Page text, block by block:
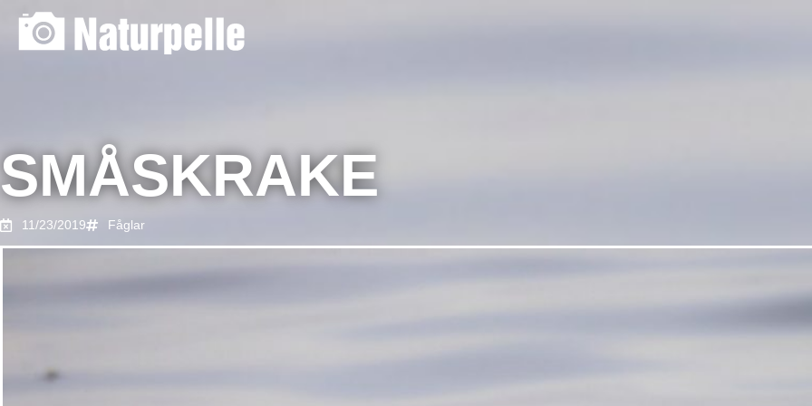
SMÅSKRAKE
11/23/2019 Fåglar